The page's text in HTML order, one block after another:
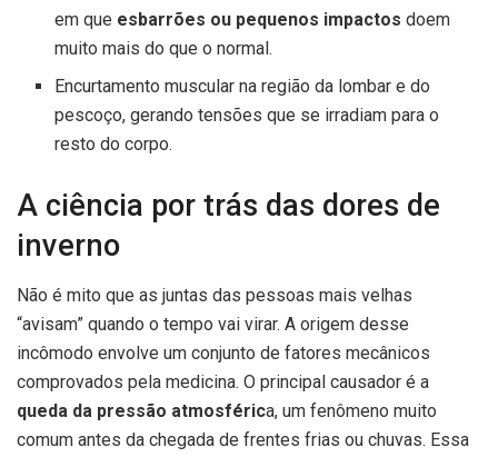
em que esbarrões ou pequenos impactos doem
muito mais do que o normal.
Encurtamento muscular na região da lombar e do
pescoço, gerando tensões que se irradiam para o
resto do corpo.
A ciência por trás das dores de
inverno
Não é mito que as juntas das pessoas mais velhas
“avisam” quando o tempo vai virar. A origem desse
incômodo envolve um conjunto de fatores mecânicos
comprovados pela medicina. O principal causador é a
queda da pressão atmosférica, um fenômeno muito
comum antes da chegada de frentes frias ou chuvas. Essa